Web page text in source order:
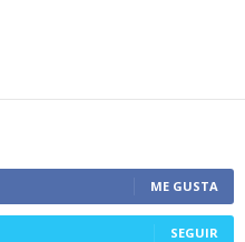
ME GUSTA
SEGUIR